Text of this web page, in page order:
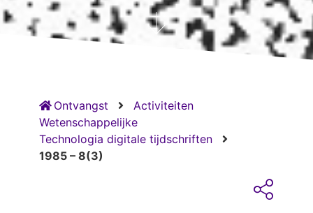
Ontvangst
Activiteiten
Wetenschappelijke
Technologia digitale tijdschriften
1985 – 8(3)